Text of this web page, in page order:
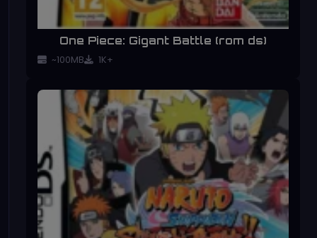
One Piece: Gigant Battle (rom ds)
~100MB 1K+